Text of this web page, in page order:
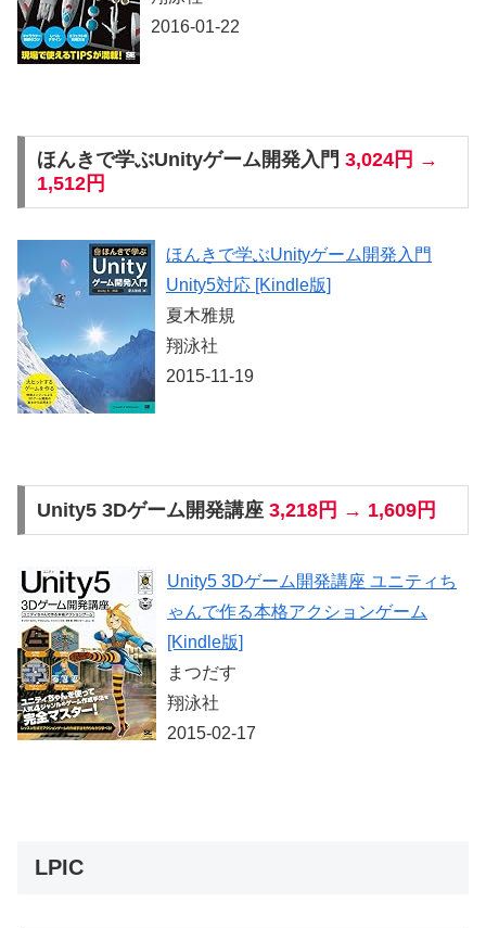
2016-01-22
ほんきで学ぶUnityゲーム開発入門 3,024円 →
1,512円
ほんきで学ぶUnityゲーム開発入門
Unity5対応 [Kindle版]
夏木雅規
翔泳社
2015-11-19
Unity5 3Dゲーム開発講座 3,218円 → 1,609円
Unity5 3Dゲーム開発講座 ユニティち
ゃんで作る本格アクションゲーム
[Kindle版]
まつだす
翔泳社
2015-02-17
LPIC